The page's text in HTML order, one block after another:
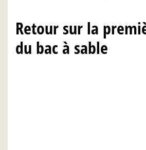
Retour sur la
du bac à sable